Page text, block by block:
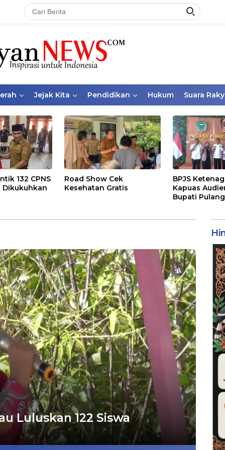
Jejak Kita Pendidikan Hukum Suara
132 CPNS
Dikukuhkan
Road Show Cek
Kesehatan Gratis
BPJS
Kapuas
Bupati
Luluskan 122 Siswa